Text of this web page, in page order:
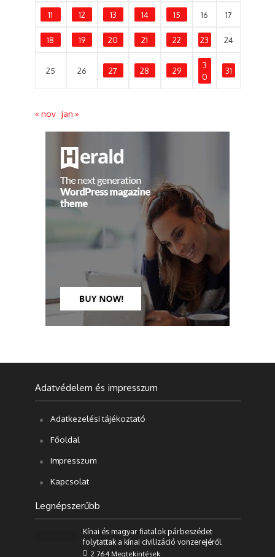
11 12 13 14 15 16 17
18 19 20 21 22 23 24
25 26 27 28 29
3
0
31
« nov jan »
Adatvédelem és impresszum
Adatkezelési tájékoztató
Főoldal
Impresszum
Kapcsolat
Legnépszerűbb
Kínai és magyar fiatalok párbeszédet
folytattak a kínai civilizáció vonzerejéről
2 764 Megtekintések